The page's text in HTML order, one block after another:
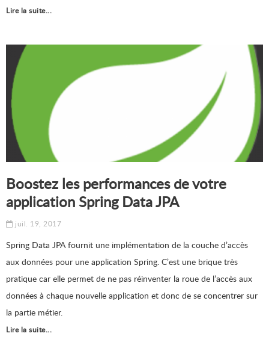
Lire la suite...
Boostez les performances de votre
application Spring Data JPA
juil. 19, 2017
Spring Data JPA fournit une implémentation de la couche d’accès
aux données pour une application Spring. C’est une brique très
pratique car elle permet de ne pas réinventer la roue de l’accès aux
données à chaque nouvelle application et donc de se concentrer sur
la partie métier.
Lire la suite...